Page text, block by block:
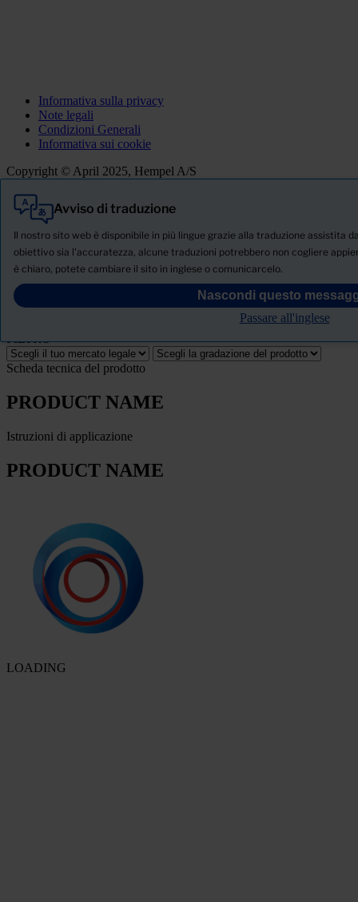
Informativa sulla privacy
Note legali
Condizioni Generali
Informativa sui cookie
Copyright © April 2025, Hempel A/S
Avviso di traduzione
Il nostro sito web è disponibile in più lingue grazie alla traduzione assistita
obiettivo sia l'accuratezza, alcune traduzioni potrebbero non cogliere
è chiaro, potete cambiare il sito in inglese o comunicarcelo.
Nascondi questo
Passare all'inglese
Tutti
Prodotti
SCHEDA TECNICA DI SICUREZZA
PRODUCT NAME
FILTRO
Scheda tecnica del prodotto
PRODUCT NAME
Istruzioni di applicazione
PRODUCT NAME
LOADING